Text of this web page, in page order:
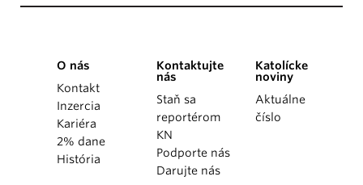
O nás
Kontakt
Inzercia
Kariéra
2% dane
História
Kontaktujte
nás
Staň sa
reportérom
KN
Podporte nás
Darujte nás
Katolícke
noviny
Aktuálne
číslo